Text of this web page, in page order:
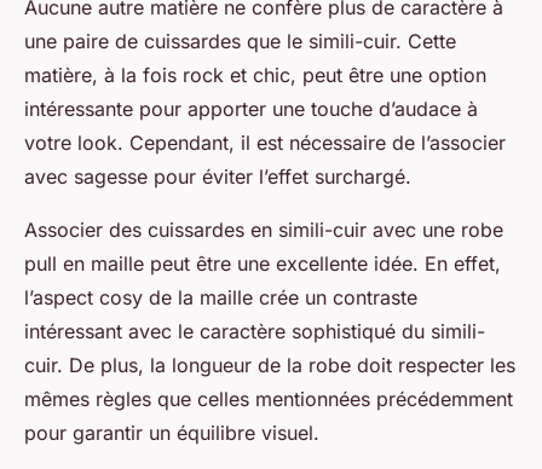
Aucune autre matière ne confère plus de caractère à
une paire de cuissardes que le simili-cuir. Cette
matière, à la fois rock et chic, peut être une option
intéressante pour apporter une touche d’audace à
votre look. Cependant, il est nécessaire de l’associer
avec sagesse pour éviter l’effet surchargé.
Associer des cuissardes en simili-cuir avec une robe
pull en maille peut être une excellente idée. En effet,
l’aspect cosy de la maille crée un contraste
intéressant avec le caractère sophistiqué du simili-
cuir. De plus, la longueur de la robe doit respecter les
mêmes règles que celles mentionnées précédemment
pour garantir un équilibre visuel.